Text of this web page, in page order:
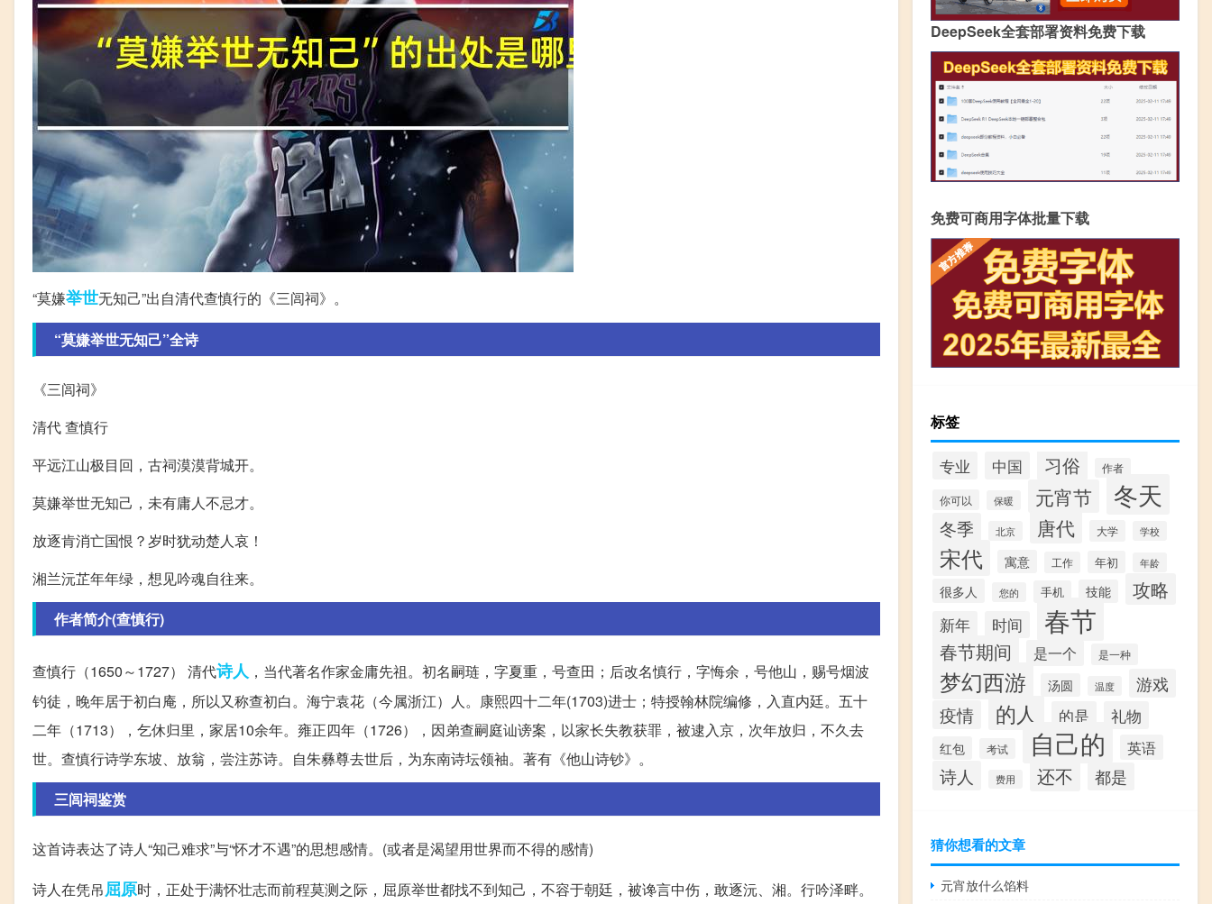
“莫嫌举世无知己”出自清代查慎行的《三闾祠》。
“莫嫌举世无知己”全诗
《三闾祠》
清代 查慎行
平远江山极目回，古祠漠漠背城开。
莫嫌举世无知己，未有庸人不忌才。
放逐肯消亡国恨？岁时犹动楚人哀！
湘兰沅芷年年绿，想见吟魂自往来。
作者简介(查慎行)
查慎行（1650～1727） 清代诗人 ，当代著名作家金庸先祖。初名嗣琏，字夏重，号查田；后改名慎行，字悔余，号他山，赐号烟波
钓徒，晚年居于初白庵，所以又称查初白。海宁袁花（今属浙江）人。康熙四十二年(1703)进士；特授翰林院编修，入直内廷。五十
二年（1713），乞休归里，家居10余年。雍正四年（1726），因弟查嗣庭讪谤案，以家长失教获罪，被逮入京，次年放归，不久去
世。查慎行诗学东坡、放翁，尝注苏诗。自朱彝尊去世后，为东南诗坛领袖。著有《他山诗钞》。
三闾祠鉴赏
这首诗表达了诗人“知己难求”与“怀才不遇”的思想感情。(或者是渴望用世界而不得的感情)
诗人在凭吊屈原时，正处于满怀壮志而前程莫测之际，屈原举世都找不到知己，不容于朝廷，被谗言中伤，敢逐沅、湘。行吟泽畔。
DeepSeek全套部署资料免费下载
免费可商用字体批量下载
标签
专业 中国 习俗 作者
你可以 保暖 元宵节 冬天
冬季 北京 唐代 大学 学校
宋代 寓意 工作 年初 年龄
很多人 您的 手机 技能 攻略
新年 时间 春节
春节期间 是一个 是一种
梦幻西游 汤圆 温度
游戏
疫情
的人 的是 礼物
红包 考试 自己的 英语
诗人 费用 还不 都是
猜你想看的文章
元宵放什么馅料